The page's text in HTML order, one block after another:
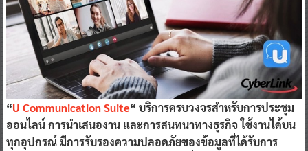
“U Communication Suite“ บริการครบวงจรสำหรับการประชุม
ออนไลน์ การนำเสนองาน และการสนทนาทางธุรกิจ ใช้งานได้บน
ทุกอุปกรณ์มีการรับรองความปลอดภัยของข้อมูลที่ได้รับการ